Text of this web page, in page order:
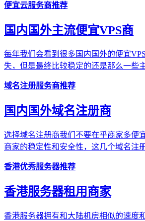
便宜云服务商推荐
国内国外主流便宜VPS商
每年我们会看到很多国内国外的便宜
失，但是最终比较稳定的还是那么一些
域名注册服务商推荐
国内国外域名注册商
选择域名注册商我们不要在乎商家多便
商家的稳定性和安全性，这几个域名注
香港优秀服务器推荐
香港服务器租用商家
香港服务器拥有和大陆机房相似的速度